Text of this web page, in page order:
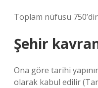
Toplam nüfusu
Şehir
Ona göre tarihi
olarak kabul edilir